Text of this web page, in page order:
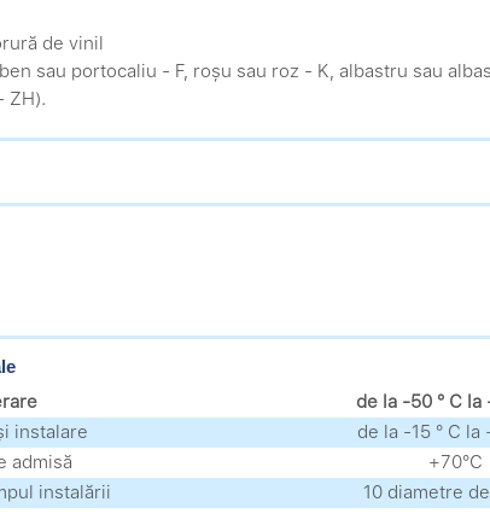
de vinil
sau portocaliu - F, roșu sau roz - K, albastru sau
ZH).
de la -50 ° С la
instalare
de la -15 ° С la
admisă
+70°С
instalării
10 diametre